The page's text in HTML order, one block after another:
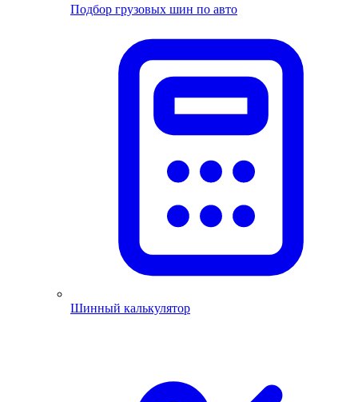
Подбор грузовых шин по авто
Шинный калькулятор